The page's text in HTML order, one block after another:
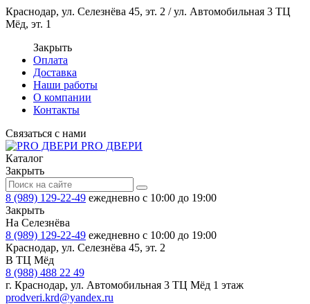
Краснодар, ул. Селезнёва 45, эт. 2 / ул. Автомобильная 3 ТЦ
Мёд, эт. 1
Закрыть
Оплата
Доставка
Наши работы
О компании
Контакты
Связаться с нами
PRO ДВЕРИ
Каталог
Закрыть
8 (989) 129-22-49 ежедневно с 10:00 до 19:00
Закрыть
На Селезнёва
8 (989) 129-22-49 ежедневно с 10:00 до 19:00
Краснодар, ул. Селезнёва 45, эт. 2
В ТЦ Мёд
8 (988) 488 22 49
г. Краснодар, ул. Автомобильная 3 ТЦ Мёд 1 этаж
prodveri.krd@yandex.ru